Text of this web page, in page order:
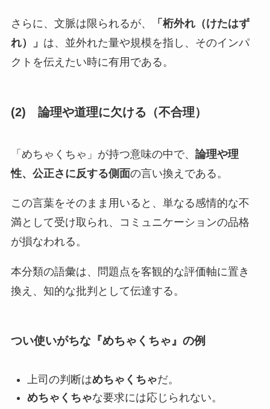
さらに、文脈は限られるが、
「桁外れ（けたはず
れ）」 は、並外れた量や規模を指し、そのインパ
クトを伝えたい時に有用である。
(2) 論理や道理に欠ける（不合理）
「めちゃくちゃ」が持つ意味の中で、 論理や理
性、公正さに反する側面の言い換えである。
この言葉をそのまま用いると、単なる感情的な不
満として受け取られ、コミュニケーションの品格
が損なわれる。
本分類の語彙は、問題点を客観的な評価軸に置き
換え、知的な批判として伝達する。
つい使いがちな『めちゃくちゃ』の例
上司の判断はめちゃくちゃだ。
めちゃくちゃな要求には応じられない。